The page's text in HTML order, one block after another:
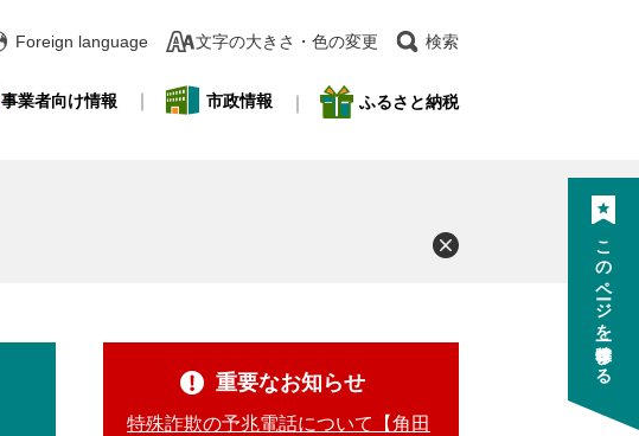
Foreign language 文字の大きさ・色の変更 検索
事業者向け情報 市政情報 ふるさと納税
重要なお知らせ
特殊詐欺の予兆電話について【角田
このページを一時保存する